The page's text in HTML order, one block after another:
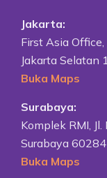
Jakarta:
First Asia Office,
Jakarta Selatan
Buka Maps
Surabaya:
Komplek RMI,
Surabaya 60284
Buka Maps